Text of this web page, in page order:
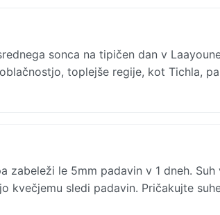
sonca na tipičen dan v
toplejše regije, kot Tichla, pa
zabeleži le 5mm padavin v 1 dneh. Suh
kvečjemu sledi padavin. Pričakujte